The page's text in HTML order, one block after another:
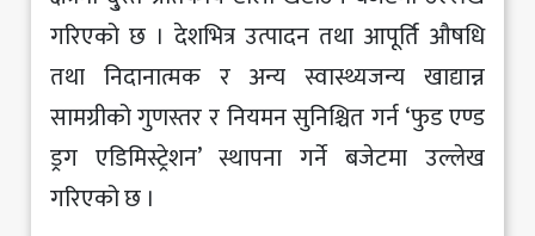
गरिएको छ । देशभित्र उत्पादन तथा आपूर्ति औषधि
तथा निदानात्मक र अन्य स्वास्थ्यजन्य खाद्यान्न
सामग्रीको गुणस्तर र नियमन सुनिश्चित गर्न ‘फुड एण्ड
ड्रग एडिमिस्ट्रेशन’ स्थापना गर्ने बजेटमा उल्लेख
गरिएको छ ।